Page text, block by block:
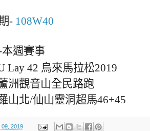
- 108W40
本週賽事
Lay 42 烏來馬拉松2019
洲觀音山全民路跑
山北/仙山靈洞超馬46+45
09, 2019